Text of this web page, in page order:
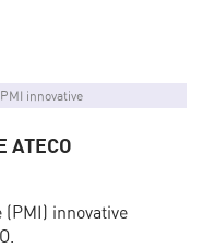
PMI innovative
ATECO
innovative